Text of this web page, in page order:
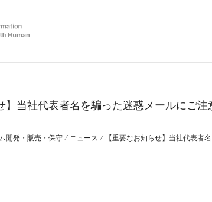
】当社代表者名を騙った迷惑メールにご注
開発・販売・保守 ⁄ ニュース ⁄ 【重要なお知らせ】当社代表者